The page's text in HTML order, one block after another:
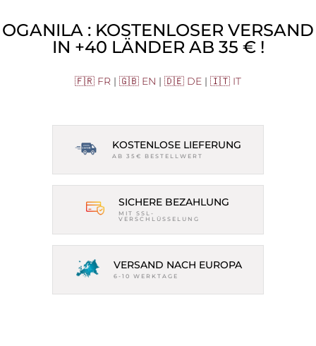
OGANILA : KOSTENLOSER VERSAND
IN +40 LÄNDER AB 35 € !
🇫🇷 FR | 🇬🇧 EN | 🇩🇪 DE | 🇮🇹 IT
KOSTENLOSE LIEFERUNG
AB 35€ BESTELLWERT
SICHERE BEZAHLUNG
MIT SSL-
VERSCHLÜSSELUNG
VERSAND NACH EUROPA
6-10 WERKTAGE